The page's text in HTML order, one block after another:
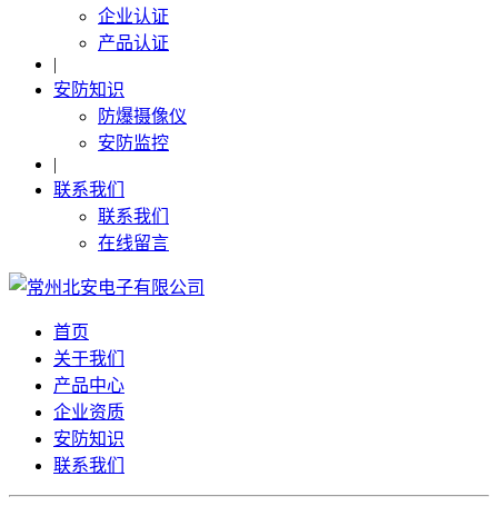
企业认证
产品认证
|
安防知识
防爆摄像仪
安防监控
|
联系我们
联系我们
在线留言
首页
关于我们
产品中心
企业资质
安防知识
联系我们